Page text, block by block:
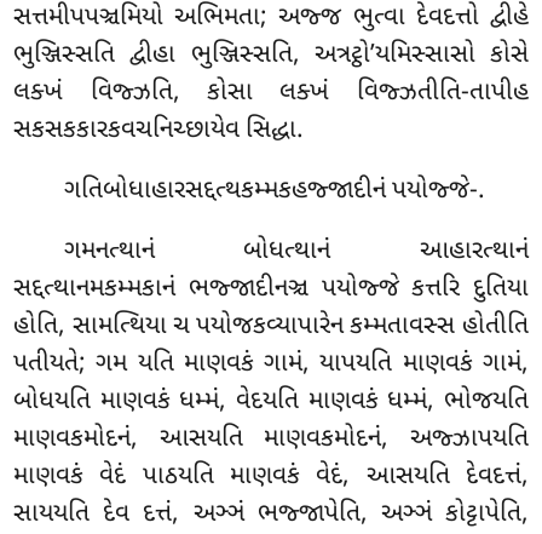
સત્તમીપપઞ્ચમિયો અભિમતા; અજ્જ ભુત્વા દેવદત્તો દ્વીહે
ભુઞ્જિસ્સતિ દ્વીહા ભુઞ્જિસ્સતિ, અત્રટ્ઠો’યમિસ્સાસો કોસે
લક્ખં વિજ્ઝતિ, કોસા લક્ખં વિજ્ઝતીતિ-તાપીહ
સકસકકારકવચનિચ્છાયેવ સિદ્ધા.
ગતિબોધાહારસદ્દત્થકમ્મકહજ્જાદીનંપયોજ્જે-.
ગમનત્થાનં બોધત્થાનં આહારત્થાનં
સદ્દત્થાનમકમ્મકાનં ભજ્જાદીનઞ્ચ પયોજ્જે કત્તરિ દુતિયા
હોતિ, સામત્થિયા ચ પયોજકવ્યાપારેન કમ્મતાવસ્સ હોતીતિ
પતીયતે; ગમ યતિ માણવકં ગામં, યાપયતિ માણવકં ગામં,
બોધયતિ માણવકં ધમ્મં, વેદયતિ માણવકં ધમ્મં, ભોજયતિ
માણવકમોદનં, આસયતિ માણવકમોદનં, અજ્ઝાપયતિ
માણવકં વેદં પાઠયતિ માણવકં વેદં, આસયતિ દેવદત્તં,
સાયયતિ દેવ દત્તં, અઞ્ઞં ભજ્જાપેતિ, અઞ્ઞં કોટ્ટાપેતિ,